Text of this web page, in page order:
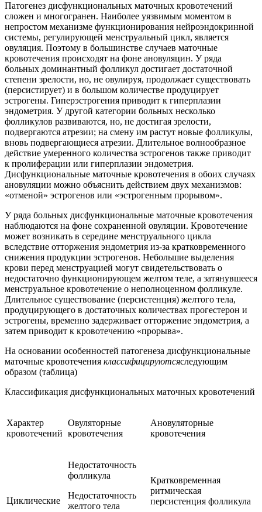
Патогенез дисфункциональных маточных кровотечений
сложен и многогранен. Наиболее уязвимым моментом в
непростом механизме функционирования нейроэндокринной
системы, регулирующей менструальный цикл, является
овуляция. Поэтому в большинстве случаев маточные
кровотечения происходят на фоне ановуляцин. У ряда
больных доминантный фолликул достигает достаточной
степени зрелости, но, не овулируя, продолжает существовать
(персистирует) и в большом количестве продуцирует
эстрогены. Гиперэстрогения приводит к гиперплазии
эндометрия. У другой категории больных несколько
фолликулов развиваются, но, не достигая зрелости,
подвергаются атрезии; на смену им растут новые фолликулы,
вновь подвергающиеся атрезии. Длительное волнообразное
действие умеренного количества эстрогенов также приводит
к пролиферации или гиперплазии эндометрия.
Дисфункциональные маточные кровотечения в обоих случаях
ановуляции можно объяснить действием двух механизмов:
«отменой» эстрогенов или «эстрогенным прорывом».
У ряда больных дисфункциональные маточные кровотечения
наблюдаются на фоне сохраненной овуляции. Кровотечение
может возникать в середине менструального цикла
вследствие отторжения эндометрия из-за кратковременного
снижения продукции эстрогенов. Небольшие выделения
крови перед менструацией могут свидетельствовать о
недостаточно функционирующем желтом теле, а затянувшееся
менструальное кровотечение о неполноценном фолликуле.
Длительное существование (персистенция) желтого тела,
продуцирующего в достаточных количествах прогестерон и
эстрогены, временно задерживает отторжение эндометрия, а
затем приводит к кровотечению «прорыва».
На основании особенностей патогенеза дисфункциональные
маточные кровотечения классифицируютсяследующим
образом (таблица)
Классификация дисфункциональных маточных кровотечений
Характер
кровотечений
Овуляторные
кровотечения
Ановуляторные
кровотечения
Циклические
Недостаточность
фолликула
Недостаточность
желтого тела
Кратковременная
ритмическая
персистенция фолликула